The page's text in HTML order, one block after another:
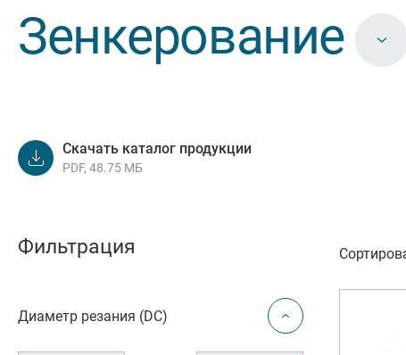
продукция
Новые разработки
Зенкерование
Скачать каталог продукции
PDF, 48.75 МБ
Фильтрация
Диаметр резания (DC)